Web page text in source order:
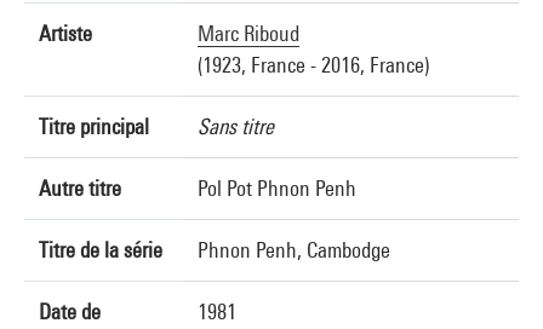
Artiste
Marc Riboud
(1923, France - 2016, France)
Titre principal Sans titre
Autre titre Pol Pot Phnon Penh
Titre de la série Phnon Penh, Cambodge
Date de
1981